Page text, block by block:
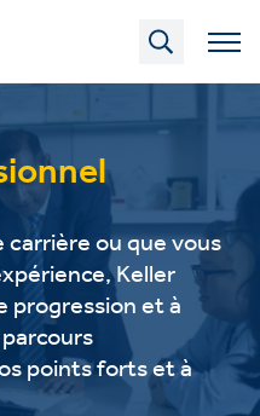
ou que vous
Keller
progression et à
points forts et à